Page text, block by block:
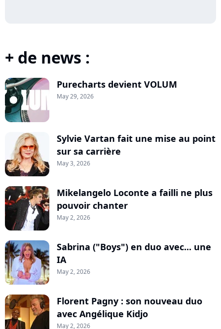
+ de news :
Purecharts devient VOLUM
May 29, 2026
Sylvie Vartan fait une mise au point
sur sa carrière
May 3, 2026
Mikelangelo Loconte a failli ne plus
pouvoir chanter
May 2, 2026
Sabrina ("Boys") en duo avec... une
IA
May 2, 2026
Florent Pagny : son nouveau duo
avec Angélique Kidjo
May 2, 2026